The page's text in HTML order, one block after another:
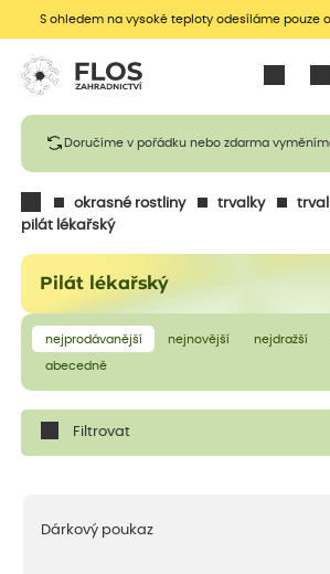
S ohledem na vysoké teploty odesíláme pouze
Doručíme v pořádku nebo zdarma
okrasné rostliny trvalky
pilát lékařský
Pilát lékařský
nejprodávanější nejnovější nejdražší
abecedně
Filtrovat
Dárkový poukaz